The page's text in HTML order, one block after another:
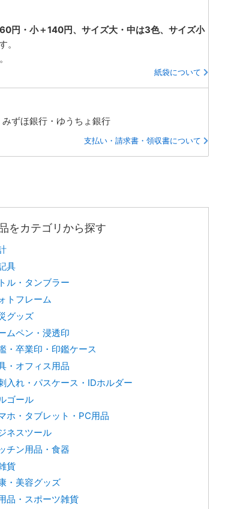
円・小＋140円、サイズ大・中は3色、サイズ小
。
紙袋について
ずほ銀行・ゆうちょ銀行
支払い・請求書・領収書について
をカテゴリから探す
具
ル・タンブラー
トフレーム
グッズ
ムペン・浸透印
・卒業印・印鑑ケース
・オフィス用品
入れ・パスケース・IDホルダー
ゴール
ホ・タブレット・PC用品
ネスツール
チン用品・食器
貨
・美容グッズ
品・スポーツ雑貨